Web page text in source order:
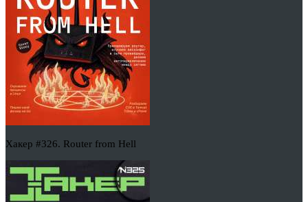
Хакер #326. Router from Hell